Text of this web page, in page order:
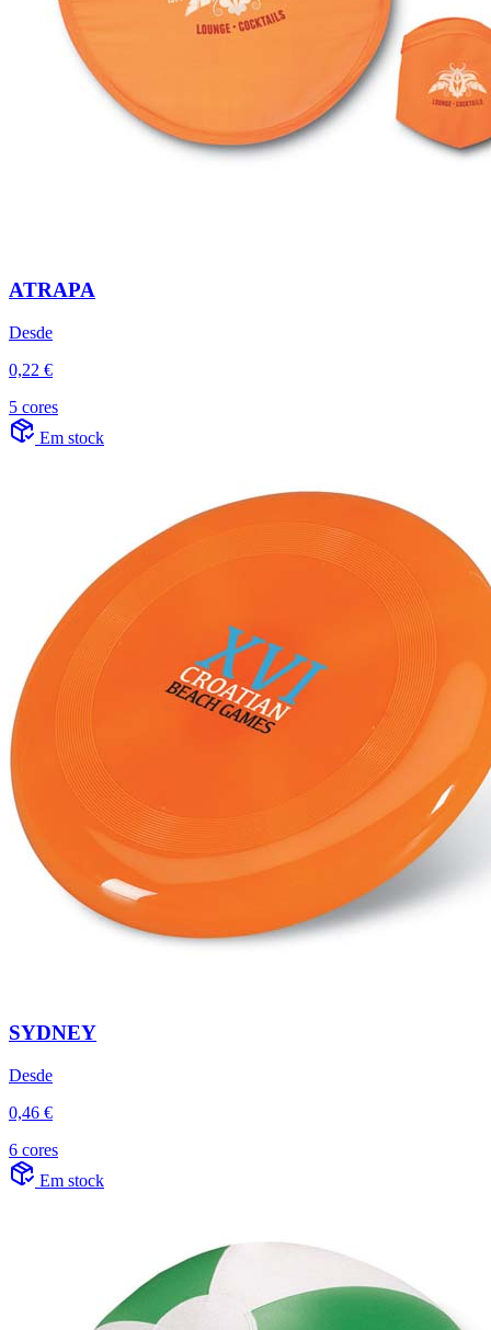
ATRAPA
Desde
0,22 €
5 cores
Em stock
SYDNEY
Desde
0,46 €
6 cores
Em stock